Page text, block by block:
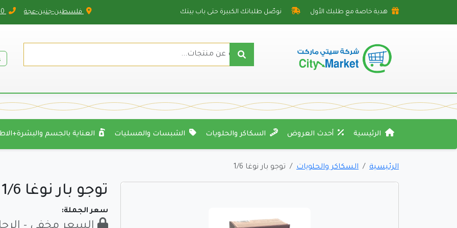
هدية خاصة مع طلبك الأول نوصّل طلباتك الكبيرة حتى باب بيتك فلسطين-جنين-عجة
الرئيسية أحدث العروض السكاكر والحلويات الشبسات والمسليات العناية بالجسم
الرئيسية السكاكر والحلويات توجو بار نوغا 1/6
توجو بار نوغا 1/6
سعر الجملة: